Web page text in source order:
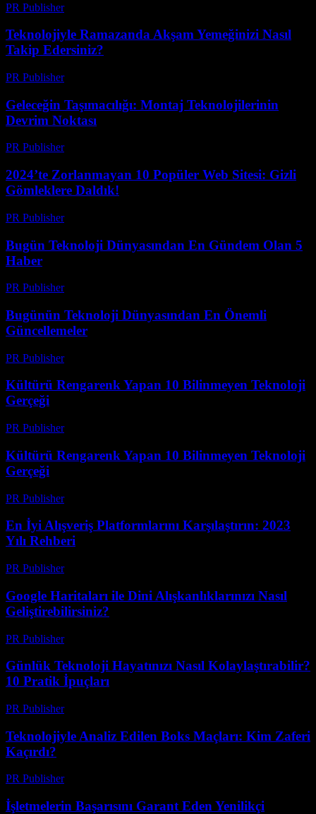
PR Publisher-
Teknolojiyle Ramazanda Akşam Yemeğinizi Nasıl
Takip Edersiniz?
PR Publisher-
Geleceğin Taşımacılığı: Montaj Teknolojilerinin
Devrim Noktası
PR Publisher-
2024’te Zorlanmayan 10 Popüler Web Sitesi: Gizli
Gömleklere Daldık!
PR Publisher-
Bugün Teknoloji Dünyasından En Gündem Olan 5
Haber
PR Publisher-
Bugünün Teknoloji Dünyasından En Önemli
Güncellemeler
PR Publisher-
Kültürü Rengarenk Yapan 10 Bilinmeyen Teknoloji
Gerçeği
PR Publisher-
Kültürü Rengarenk Yapan 10 Bilinmeyen Teknoloji
Gerçeği
PR Publisher-
En İyi Alışveriş Platformlarını Karşılaştırın: 2023
Yılı Rehberi
PR Publisher-
Google Haritaları ile Dini Alışkanlıklarınızı Nasıl
Geliştirebilirsiniz?
PR Publisher-
Günlük Teknoloji Hayatınızı Nasıl Kolaylaştırabilir?
10 Pratik İpuçları
PR Publisher-
Teknolojiyle Analiz Edilen Boks Maçları: Kim Zaferi
Kaçırdı?
PR Publisher-
İşletmelerin Başarısını Garant Eden Yenilikçi